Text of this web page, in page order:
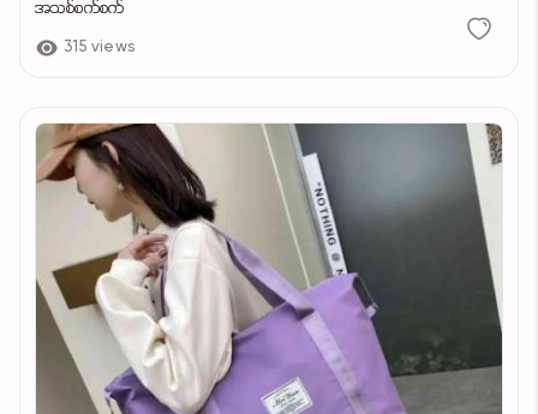
အသစ်စက်စက်
315 views